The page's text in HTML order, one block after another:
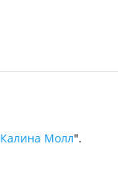
Калина Молл".